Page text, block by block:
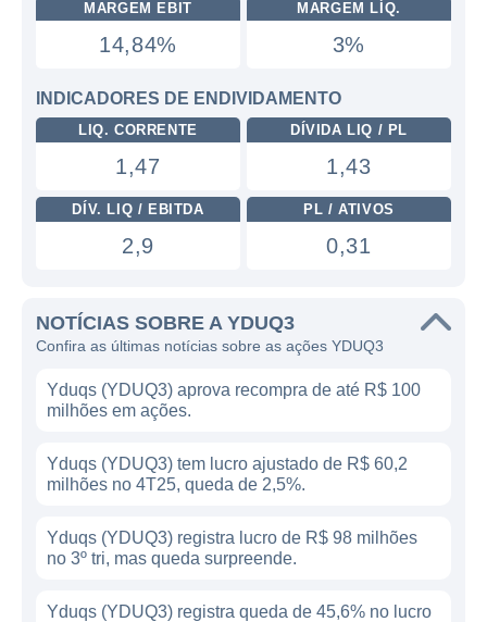
MARGEM EBIT
14,84%
MARGEM LÍQ.
3%
INDICADORES DE ENDIVIDAMENTO
LIQ. CORRENTE
1,47
DÍVIDA LIQ / PL
1,43
DÍV. LIQ / EBITDA
2,9
PL / ATIVOS
0,31
NOTÍCIAS SOBRE A YDUQ3
Confira as últimas notícias sobre as ações YDUQ3
Yduqs (YDUQ3) aprova recompra de até R$ 100
milhões em ações.
Yduqs (YDUQ3) tem lucro ajustado de R$ 60,2
milhões no 4T25, queda de 2,5%.
Yduqs (YDUQ3) registra lucro de R$ 98 milhões
no 3º tri, mas queda surpreende.
Yduqs (YDUQ3) registra queda de 45,6% no lucro